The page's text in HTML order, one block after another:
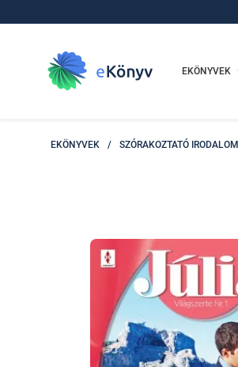
EKÖNYVEK
EKÖNYVEK / SZÓRAKOZTATÓ IRODALOM